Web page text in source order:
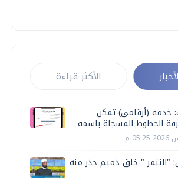
الأكثر قراءة
خدمة (أرقامي) تمكن
الخطوط المسجلة باسمه
" خلق ذميم حذر منه